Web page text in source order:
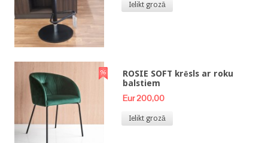
Ielikt grozā
ROSIE SOFT krēsls ar roku
balstiem
Eur 200,00
Ielikt grozā